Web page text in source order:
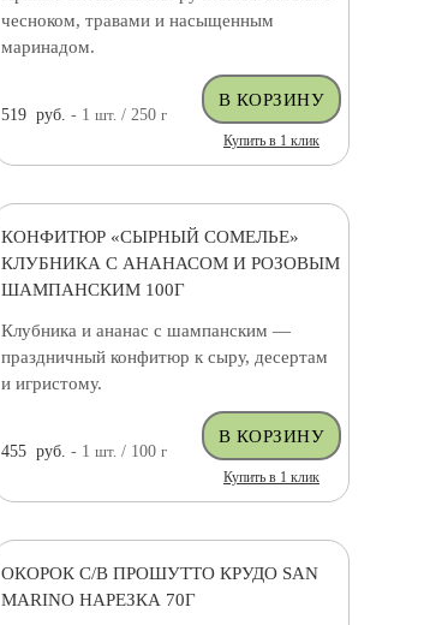
чесноком, травами и насыщенным
маринадом.
519 руб. - 1шт. / 250г
Купить в 1 клик
КОНФИТЮР «СЫРНЫЙ СОМЕЛЬЕ»
КЛУБНИКА С АНАНАСОМ И РОЗОВЫМ
ШАМПАНСКИМ 100Г
Клубника и ананас с шампанским —
праздничный конфитюр к сыру, десертам
и игристому.
455 руб. - 1шт. / 100г
Купить в 1 клик
ОКОРОК С/В ПРОШУТТО КРУДО SAN
MARINO НАРЕЗКА 70Г